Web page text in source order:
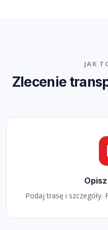
JAK
Zlecenie
Podaj trasę i szczegóły.